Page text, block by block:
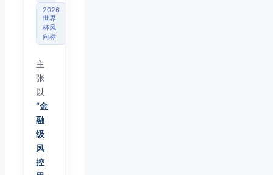
2026
世界
杯风
向标
主
张
以
“金
融
级
风
控